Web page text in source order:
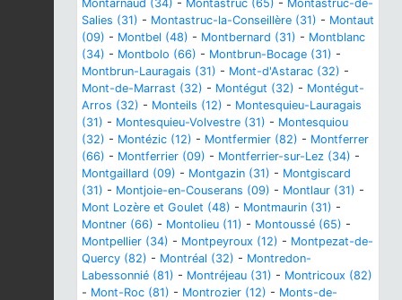
Montarnaud (34) - Montastruc (65) - Montastruc-de-
Salies (31) - Montastruc-la-Conseillère (31) - Montaut
(09) - Montbel (48) - Montbernard (31) - Montblanc
(34) - Montbolo (66) - Montbrun-Bocage (31) -
Montbrun-Lauragais (31) - Mont-d'Astarac (32) -
Mont-de-Marrast (32) - Montégut (32) - Montégut-
Arros (32) - Monteils (12) - Montesquieu-Lauragais
(31) - Montesquieu-Volvestre (31) - Montesquiou
(32) - Montézic (12) - Montfermier (82) - Montferrer
(66) - Montferrier (09) - Montferrier-sur-Lez (34) -
Montgaillard (09) - Montgazin (31) - Montgiscard
(31) - Montjoie-en-Couserans (09) - Montlaur (31) -
Mont Lozère et Goulet (48) - Montmaurin (31) -
Montner (66) - Montolieu (11) - Montoussé (65) -
Montpellier (34) - Montpeyroux (12) - Montpezat-de-
Quercy (82) - Montréal (32) - Montredon-
Labessonnié (81) - Montréjeau (31) - Montricoux (82)
- Mont-Roc (81) - Montrozier (12) - Monts-de-